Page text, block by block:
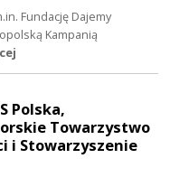
Fundację Dajemy
Kampanią
Polska,
Towarzystwo
i Stowarzyszenie